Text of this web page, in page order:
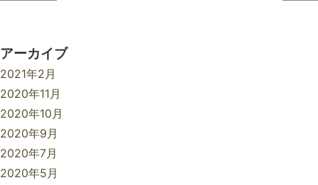
アーカイブ
2021年2月
2020年11月
2020年10月
2020年9月
2020年7月
2020年5月